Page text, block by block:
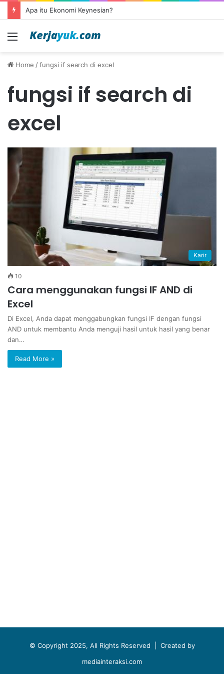
Apa itu Ekonomi Keynesian?
Menu
Home /fungsi if search di excel
fungsi if search di
excel
Karir
10
Cara menggunakan fungsi IF AND di
Excel
Di Excel, Anda dapat menggabungkan fungsi IF dengan fungsi
AND untuk membantu Anda menguji hasil untuk hasil yang benar
dan…
Read More »
© Copyright 2025, All Rights Reserved | Created by
mediainteraksi.com